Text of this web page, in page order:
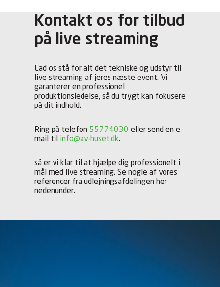
Kontakt os for tilbud
på live streaming
Lad os stå for alt det tekniske og udstyr til
live streaming af jeres næste event. Vi
garanterer en professionel
produktionsledelse, så du trygt kan fokusere
på dit indhold.
Ring på telefon 55774030 eller send en e-
mail til info@av-huset.dk.
så er vi klar til at hjælpe dig professionelt i
mål med live streaming. Se nogle af vores
referencer fra udlejningsafdelingen her
nedenunder.